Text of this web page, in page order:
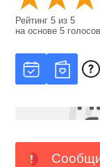
Рейтинг5 из5
на основе5 голосов